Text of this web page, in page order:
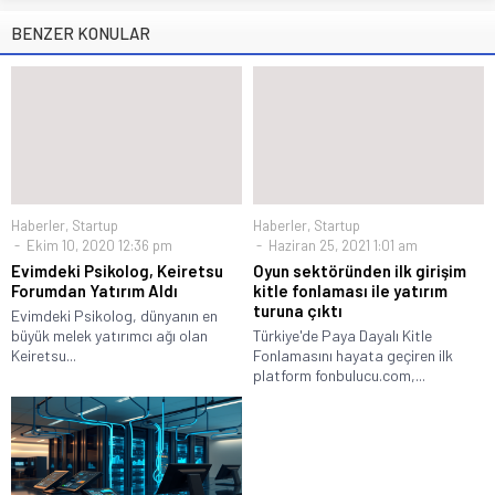
BENZER KONULAR
Haberler, Startup
Ekim 10, 2020 12:36 pm
Evimdeki Psikolog, Keiretsu
Forumdan Yatırım Aldı
Evimdeki Psikolog, dünyanın en
büyük melek yatırımcı ağı olan
Keiretsu...
Haberler, Startup
Haziran 25, 2021 1:01 am
Oyun sektöründen ilk girişim
kitle fonlaması ile yatırım
turuna çıktı
Türkiye'de Paya Dayalı Kitle
Fonlamasını hayata geçiren ilk
platform fonbulucu.com,...